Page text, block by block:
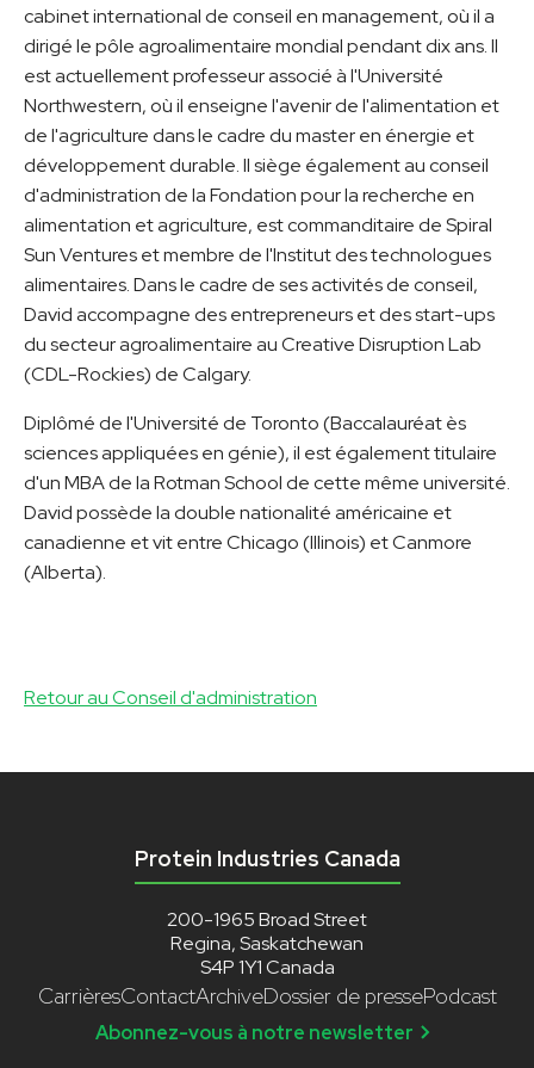
cabinet international de conseil en management, où il a
dirigé le pôle agroalimentaire mondial pendant dix ans. Il
est actuellement professeur associé à l'Université
Northwestern, où il enseigne l'avenir de l'alimentation et
de l'agriculture dans le cadre du master en énergie et
développement durable. Il siège également au conseil
d'administration de la Fondation pour la recherche en
alimentation et agriculture, est commanditaire de Spiral
Sun Ventures et membre de l'Institut des technologues
alimentaires. Dans le cadre de ses activités de conseil,
David accompagne des entrepreneurs et des start-ups
du secteur agroalimentaire au Creative Disruption Lab
(CDL-Rockies) de Calgary.
Diplômé de l'Université de Toronto (Baccalauréat ès
sciences appliquées en génie), il est également titulaire
d'un MBA de la Rotman School de cette même université.
David possède la double nationalité américaine et
canadienne et vit entre Chicago (Illinois) et Canmore
(Alberta).
Retour au Conseil d'administration
Protein Industries Canada
200-1965 Broad Street
Regina, Saskatchewan
S4P 1Y1 Canada
CarrièresContactArchiveDossier de pressePodcast
Abonnez-vous à notre newsletter